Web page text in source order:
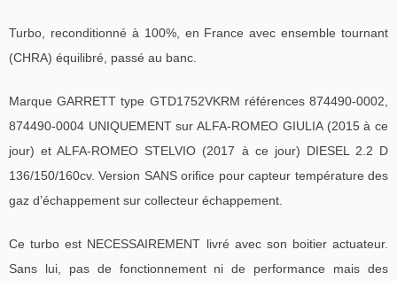
Turbo, reconditionné à 100%, en France avec ensemble tournant
(CHRA) équilibré, passé au banc.
Marque GARRETT type GTD1752VKRM références 874490-0002,
874490-0004 UNIQUEMENT sur ALFA-ROMEO GIULIA (2015 à ce
jour) et ALFA-ROMEO STELVIO (2017 à ce jour) DIESEL 2.2 D
136/150/160cv. Version SANS orifice pour capteur température des
gaz d’échappement sur collecteur échappement.
Ce turbo est NECESSAIREMENT livré avec son boitier actuateur.
Sans lui, pas de fonctionnement ni de performance mais des